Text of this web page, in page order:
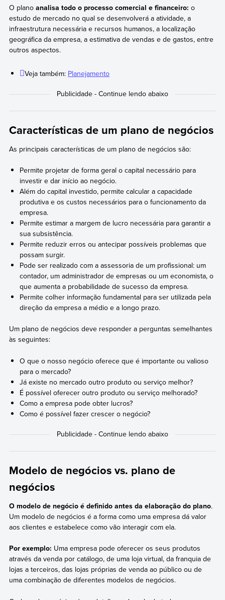
O plano analisa todo o processo comercial e financeiro: o
estudo de mercado no qual se desenvolverá a atividade, a
infraestrutura necessária e recursos humanos, a localização
geográfica da empresa, a estimativa de vendas e de gastos, entre
outros aspectos.
Veja também: Planejamento
Características de um plano de negócios
As principais características de um plano de negócios são:
Permite projetar de forma geral o capital necessário para
investir e dar início ao negócio.
Além do capital investido, permite calcular a capacidade
produtiva e os custos necessários para o funcionamento da
empresa.
Permite estimar a margem de lucro necessária para garantir a
sua subsistência.
Permite reduzir erros ou antecipar possíveis problemas que
possam surgir.
Pode ser realizado com a assessoria de um profissional: um
contador, um administrador de empresas ou um economista, o
que aumenta a probabilidade de sucesso da empresa.
Permite colher informação fundamental para ser utilizada pela
direção da empresa a médio e a longo prazo.
Um plano de negócios deve responder a perguntas semelhantes
às seguintes:
O que o nosso negócio oferece que é importante ou valioso
para o mercado?
Já existe no mercado outro produto ou serviço melhor?
É possível oferecer outro produto ou serviço melhorado?
Como a empresa pode obter lucros?
Como é possível fazer crescer o negócio?
Modelo de negócios vs. plano de
negócios
O modelo de negócio é definido antes da elaboração do plano.
Um modelo de negócios é a forma como uma empresa dá valor
aos clientes e estabelece como vão interagir com ela.
Por exemplo: Uma empresa pode oferecer os seus produtos
através da venda por catálogo, de uma loja virtual, da franquia de
lojas a terceiros, das lojas próprias de venda ao público ou de
uma combinação de diferentes modelos de negócios.